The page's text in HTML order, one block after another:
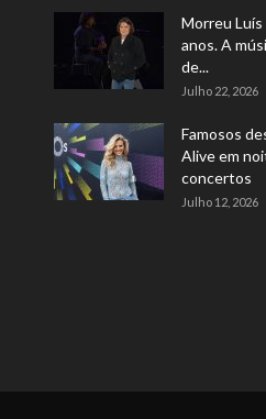
Morreu Luís
anos. A
de...
Julho 22, 2026
Famosos
Alive em
concertos
Julho 12, 2026